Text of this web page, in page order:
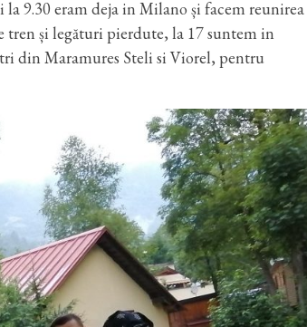
9.30 eram deja in Milano și facem reunirea
și legături pierdute, la 17 suntem in
din Maramures Steli si Viorel, pentru